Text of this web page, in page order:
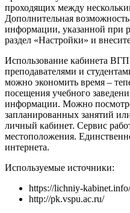
проходящих между
Дополнительная
информации, указанной при
раздел «Настройки» и
Использование кабинета
преподавателями и
можно экономить время –
посещения учебного
информации. Можно
запланированных занятий
личный кабинет. Сервис
местоположения.
интернета.
Используемые источники:
https://lichniy-
http://pk.vspu.ac.ru/